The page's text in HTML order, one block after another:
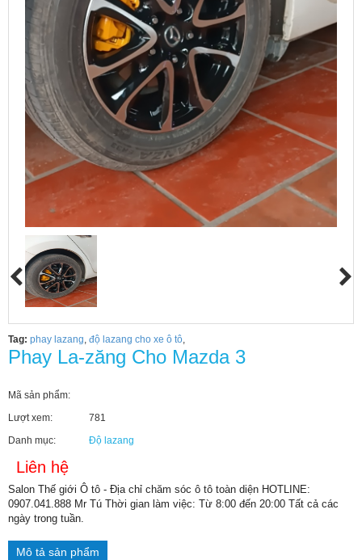
Tag: phay lazang, độ lazang cho xe ô tô,
Phay La-zăng Cho Mazda 3
Mã sản phẩm:
Lượt xem:
781
Danh mục:
Độ lazang
Liên hệ
Salon Thế giới Ô tô - Địa chỉ chăm sóc ô tô toàn diện HOTLINE:
0907.041.888 Mr Tú Thời gian làm việc: Từ 8:00 đến 20:00 Tất cả các
ngày trong tuần.
Mô tả sản phẩm